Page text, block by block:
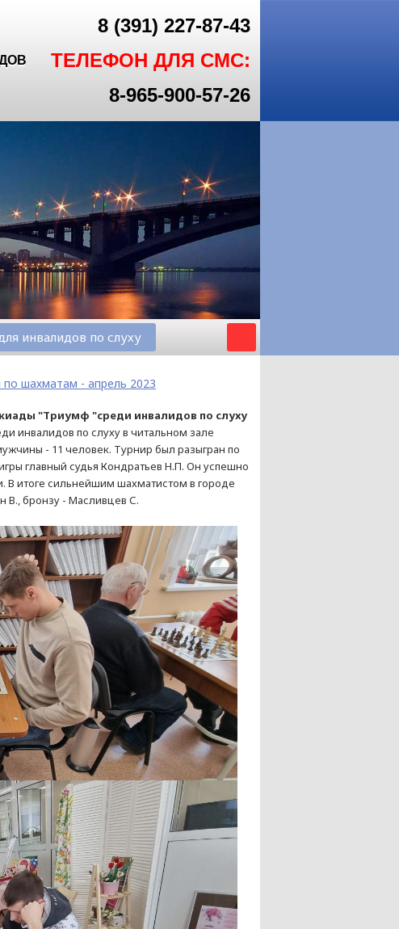
8 (391) 227-87-43
ТЕЛЕФОН ДЛЯ СМС:
8-965-900-57-26
инвалидов по слуху
по шахматам - апрель 2023
"Триумф "среди инвалидов по слуху
инвалидов по слуху в читальном зале
- 11 человек. Турнир был разыгран по
главный судья Кондратьев Н.П. Он успешно
итоге сильнейшим шахматистом в городе
В., бронзу - Масливцев С.